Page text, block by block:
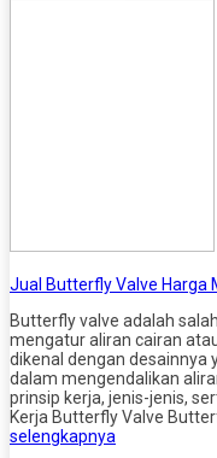
Jual Butterfly Valve Harga
Butterfly valve adalah
mengatur aliran cairan
dikenal dengan desainnya
dalam mengendalikan
prinsip kerja, jenis-jenis,
Kerja Butterfly Valve
selengkapnya